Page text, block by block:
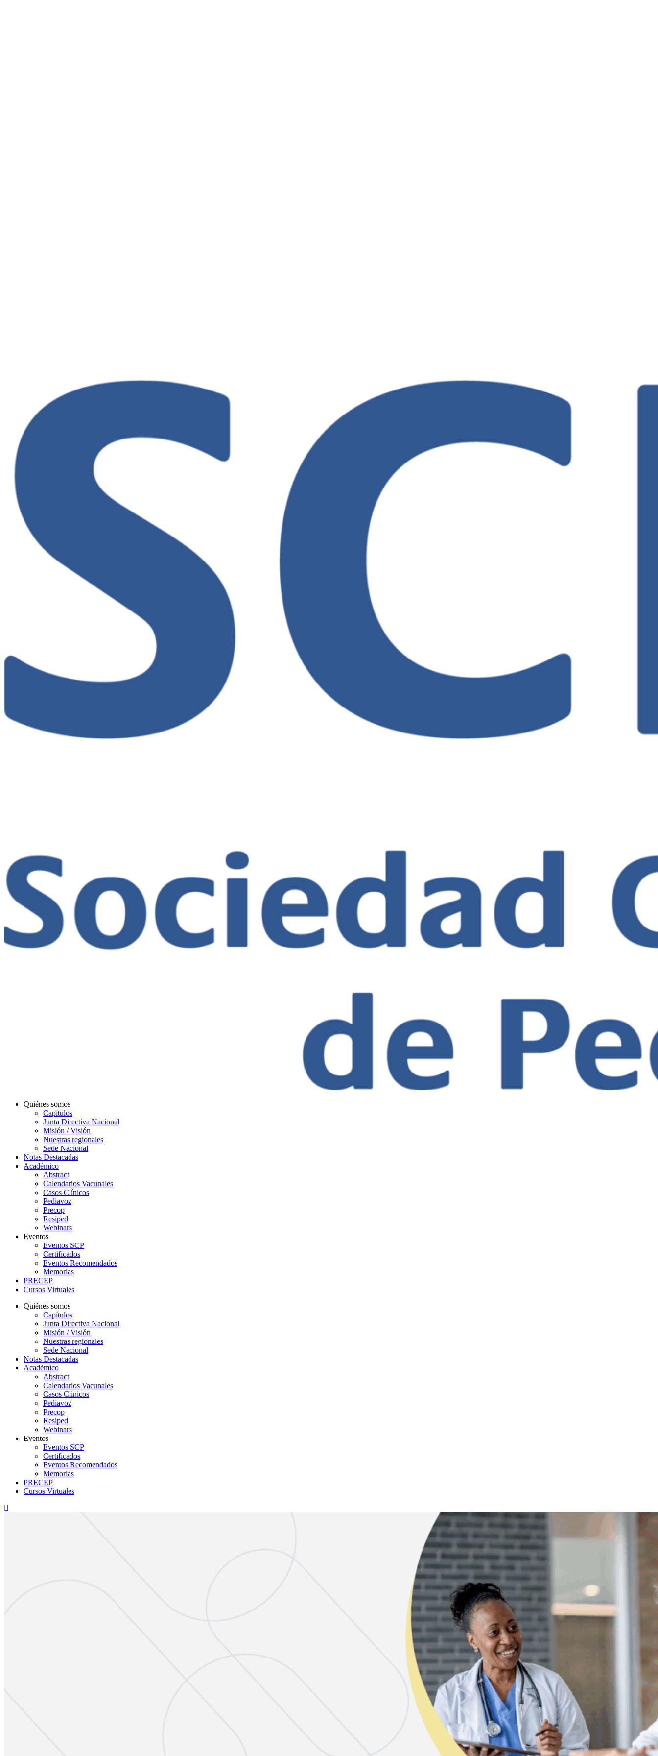
Quiénes somos
Capítulos
Junta Directiva Nacional
Misión / Visión
Nuestras regionales
Sede Nacional
Notas Destacadas
Académico
Abstract
Calendarios Vacunales
Casos Clínicos
Pediavoz
Precop
Resiped
Webinars
Eventos
Eventos SCP
Certificados
Eventos Recomendados
Memorias
PRECEP
Cursos Virtuales
Quiénes somos
Capítulos
Junta Directiva Nacional
Misión / Visión
Nuestras regionales
Sede Nacional
Notas Destacadas
Académico
Abstract
Calendarios Vacunales
Casos Clínicos
Pediavoz
Precop
Resiped
Webinars
Eventos
Eventos SCP
Certificados
Eventos Recomendados
Memorias
PRECEP
Cursos Virtuales